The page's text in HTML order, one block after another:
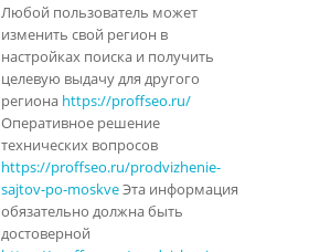
Любой пользователь может
изменить свой регион в
настройках поиска и получить
целевую выдачу для другого
региона https://proffseo.ru/
Оперативное решение
технических вопросов
https://proffseo.ru/prodvizhenie-
sajtov-po-moskveЭта информация
обязательно должна быть
достоверной